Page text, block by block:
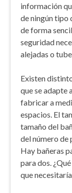
información
de ningún tipo
de forma
seguridad
alejadas o
Existen
que se adapte
fabricar a
espacios. El
tamaño del
del número de
Hay bañeras
para dos.
que